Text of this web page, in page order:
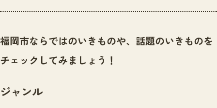
センター紹介
センター紹介TOP
サイトポリシー
ニュース
いきものガイド
イベント
福岡市ならではのいきものや、話題のいきものを
チェックしてみましょう！
ジャンル